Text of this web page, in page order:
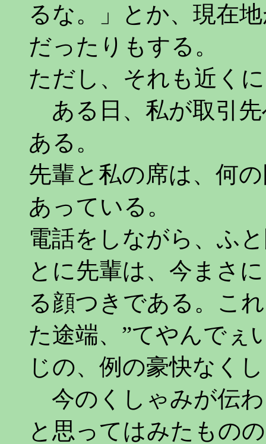
るな。」とか、現在
だったりもする。
ただし、それも近く
ある日、私が取引
ある。
先輩と私の席は、何
あっている。
電話をしながら、ふ
とに先輩は、今まさ
る顔つきである。こ
た途端、”てやんでぇ
じの、例の豪快なく
今のくしゃみが伝
と思ってはみたもの